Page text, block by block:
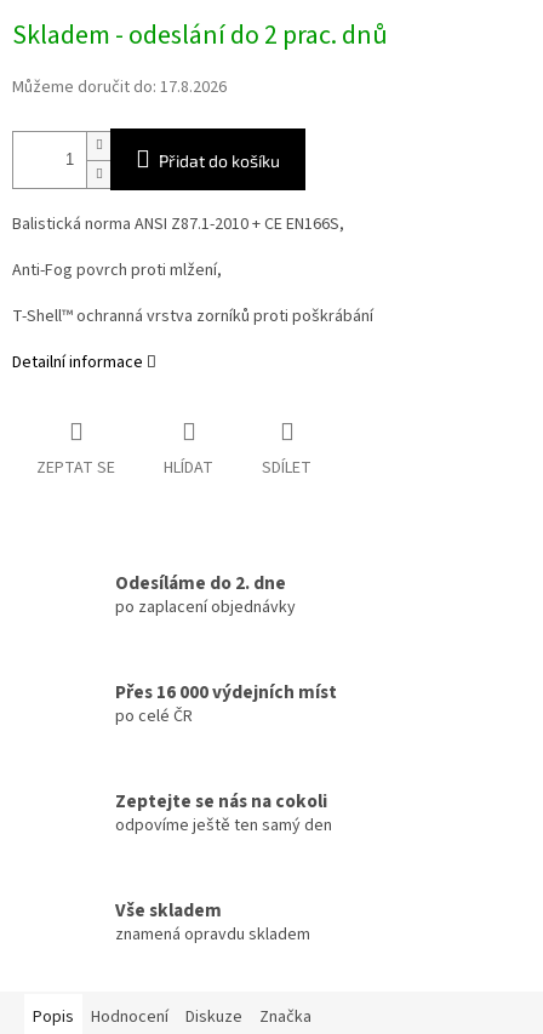
cena:
Skladem - odeslání do 2 prac. dnů
Můžeme doručit do: 17.8.2026
Přidat do košíku
Balistická norma ANSI Z87.1-2010 + CE EN166S,
Anti-Fog povrch proti mlžení,
T-Shell™ ochranná vrstva zorníků proti poškrábání
Detailní informace
ZEPTAT SE HLÍDAT SDÍLET
Odesíláme do 2. dne
po zaplacení objednávky
Přes 16 000 výdejních míst
po celé ČR
Zeptejte se nás na cokoli
odpovíme ještě ten samý den
Vše skladem
znamená opravdu skladem
Popis Hodnocení Diskuze Značka